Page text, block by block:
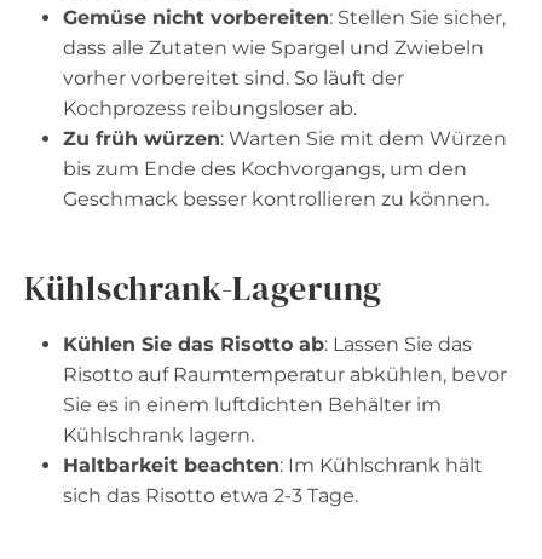
Gemüse nicht vorbereiten: Stellen Sie sicher,
dass alle Zutaten wie Spargel und Zwiebeln
vorher vorbereitet sind. So läuft der
Kochprozess reibungsloser ab.
Zu früh würzen: Warten Sie mit dem Würzen
bis zum Ende des Kochvorgangs, um den
Geschmack besser kontrollieren zu können.
Kühlschrank-Lagerung
Kühlen Sie das Risotto ab: Lassen Sie das
Risotto auf Raumtemperatur abkühlen, bevor
Sie es in einem luftdichten Behälter im
Kühlschrank lagern.
Haltbarkeit beachten: Im Kühlschrank hält
sich das Risotto etwa 2-3 Tage.